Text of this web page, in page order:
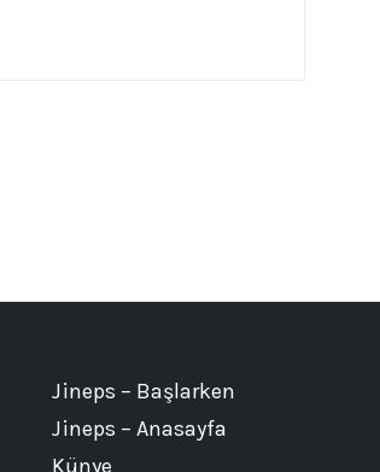
Jineps – Başlarken
Jineps – Anasayfa
Künye